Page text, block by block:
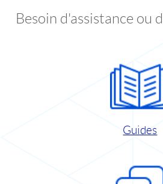
Besoin d'assistance ou
Guides